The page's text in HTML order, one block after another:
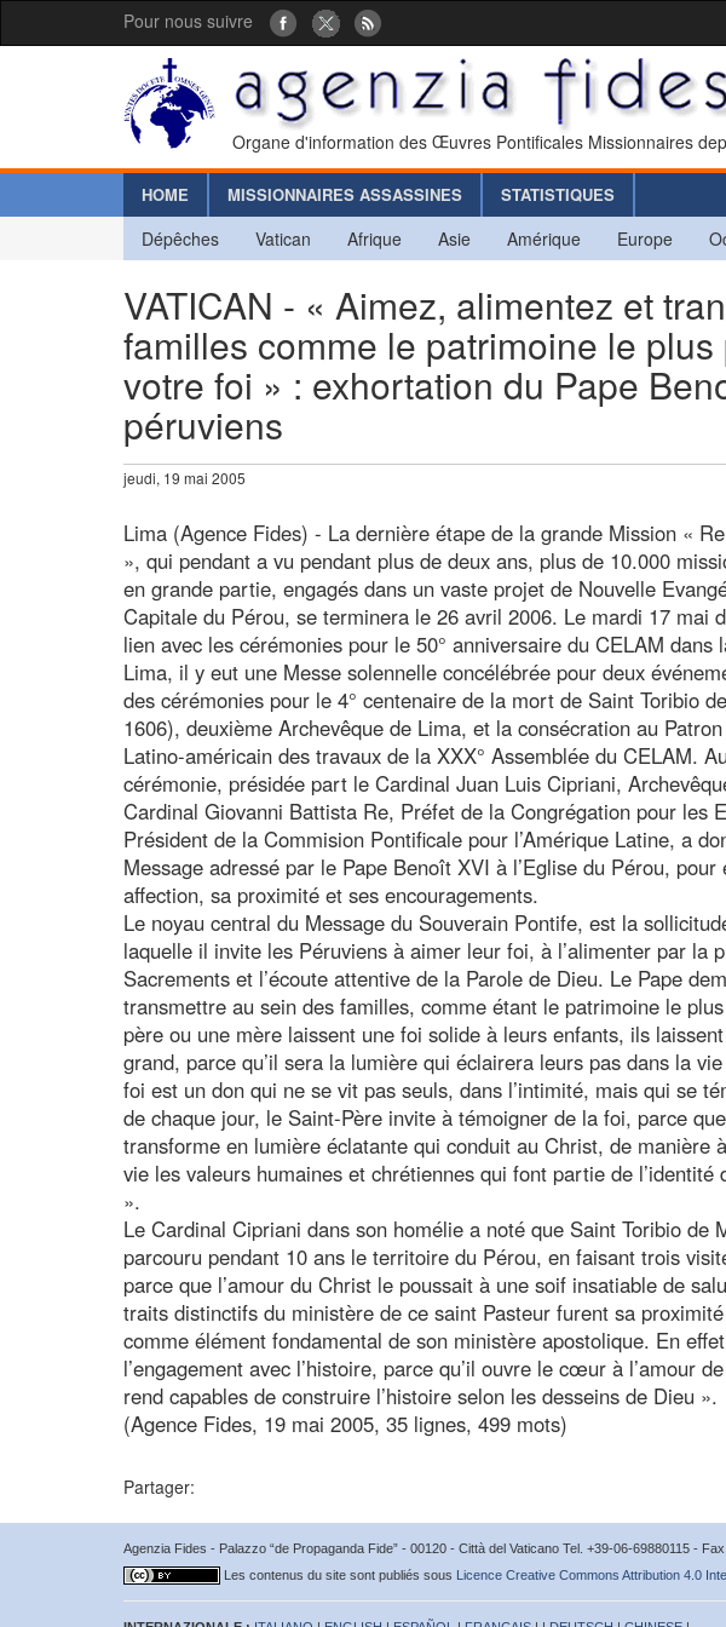
Pour nous suivre
Organe d'information des Œuvres Pontificales Missionnaires
HOME MISSIONNAIRES ASSASSINES STATISTIQUES
Dépêches Vatican Afrique Asie Amérique Europe
VATICAN - « Aimez, alimentez et
familles comme le patrimoine le
votre foi » : exhortation du Pape
péruviens
jeudi, 19 mai 2005
Lima (Agence Fides) - La dernière étape de la grande Mission «
», qui pendant a vu pendant plus de deux ans, plus de 10.000
en grande partie, engagés dans un vaste projet de Nouvelle
Capitale du Pérou, se terminera le 26 avril 2006. Le mardi 17 mai
lien avec les cérémonies pour le 50° anniversaire du CELAM dans
Lima, il y eut une Messe solennelle concélébrée pour deux
des cérémonies pour le 4° centenaire de la mort de Saint Toribio
1606), deuxième Archevêque de Lima, et la consécration au Patron
Latino-américain des travaux de la XXX° Assemblée du CELAM.
cérémonie, présidée part le Cardinal Juan Luis Cipriani,
Cardinal Giovanni Battista Re, Préfet de la Congrégation pour les
Président de la Commision Pontificale pour l’Amérique Latine, a
Message adressé par le Pape Benoît XVI à l’Eglise du Pérou, pour
affection, sa proximité et ses encouragements.
Le noyau central du Message du Souverain Pontife, est la
laquelle il invite les Péruviens à aimer leur foi, à l’alimenter par la
Sacrements et l’écoute attentive de la Parole de Dieu. Le Pape
transmettre au sein des familles, comme étant le patrimoine le
père ou une mère laissent une foi solide à leurs enfants, ils
grand, parce qu’il sera la lumière qui éclairera leurs pas dans la
foi est un don qui ne se vit pas seuls, dans l’intimité, mais qui se
de chaque jour, le Saint-Père invite à témoigner de la foi, parce
transforme en lumière éclatante qui conduit au Christ, de manière
vie les valeurs humaines et chrétiennes qui font partie de l’identité
».
Le Cardinal Cipriani dans son homélie a noté que Saint Toribio de
parcouru pendant 10 ans le territoire du Pérou, en faisant trois
parce que l’amour du Christ le poussait à une soif insatiable de
traits distinctifs du ministère de ce saint Pasteur furent sa
comme élément fondamental de son ministère apostolique. En
l’engagement avec l’histoire, parce qu’il ouvre le cœur à l’amour
rend capables de construire l’histoire selon les desseins de Dieu ».
(Agence Fides, 19 mai 2005, 35 lignes, 499 mots)
Partager:
Agenzia Fides - Palazzo “de Propaganda Fide” - 00120 - Città del Vaticano Tel. +39-06-69880115 -
Les contenus du site sont publiés sous Licence Creative Commons Attribution 4.0